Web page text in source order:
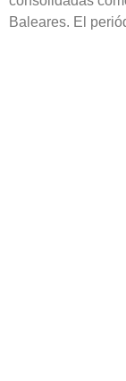
Baleares. El